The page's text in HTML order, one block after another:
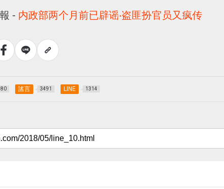
- 内政部两个月前已辟谣‧盗匪扮官员又疯传
謠言 3491 LINE 1314